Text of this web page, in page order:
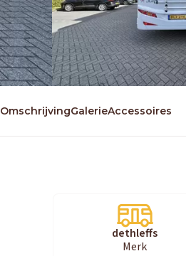
OmschrijvingGalerieAccessoires
dethleffs
Merk